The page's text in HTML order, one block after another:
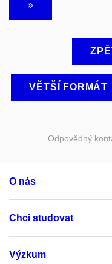
VĚTŠÍ FORMÁT
Odpovědný
O nás
Chci studovat
Výzkum